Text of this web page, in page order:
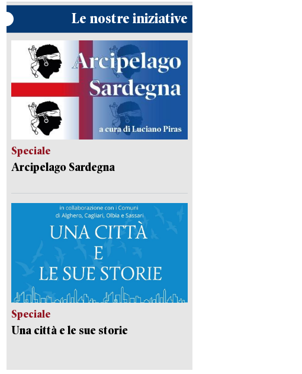
Le nostre iniziative
Speciale
Arcipelago Sardegna
Speciale
Una città e le sue storie